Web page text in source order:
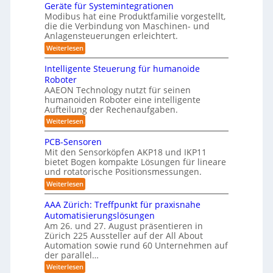
b
o
t
i
k
u
d
L
o
g
i
s
t
i
k
I
S
O
-
K
l
s
s
e
5
z
e
r
t
i
f
i
z
i
e
r
t
i
s
c
h
e
r
B
o
d
n
r
o
b
o
t
i
k
i
ß
c
o
b
o
t
n
v
o
n
E
n
c
y
3
0
n
s
c
h
e
n
a
u
h
i
n
Z
e
i
t
e
n
v
o
n
K
w
i
c
h
t
i
g
e
Geräte für Systemintegrationen
Modibus hat eine Produktfamilie vorgestellt,
die die Verbindung von Maschinen- und
Anlagensteuerungen erleichtert.
Weiterlesen:
G
e
r
t
e
f
ü
r
S
y
s
t
e
m
i
n
t
e
g
r
a
t
i
o
n
Intelligente Steuerung für humanoide
Roboter
AAEON Technology nutzt für seinen
humanoiden Roboter eine intelligente
Aufteilung der Rechenaufgaben.
Weiterlesen:
I
t
e
l
l
i
g
e
n
t
e
S
t
e
u
e
PCB-Sensoren
Mit den Sensorköpfen AKP18 und IKP11
bietet Bogen kompakte Lösungen für lineare
und rotatorische Positionsmessungen.
Weiterlesen:
P
C
B
-
S
e
n
s
o
r
AAA Zürich: Treffpunkt für praxisnahe
Automatisierungslösungen
Am 26. und 27. August präsentieren in
Zürich 225 Aussteller auf der All About
Automation sowie rund 60 Unternehmen auf
der parallel…
Weiterlesen: